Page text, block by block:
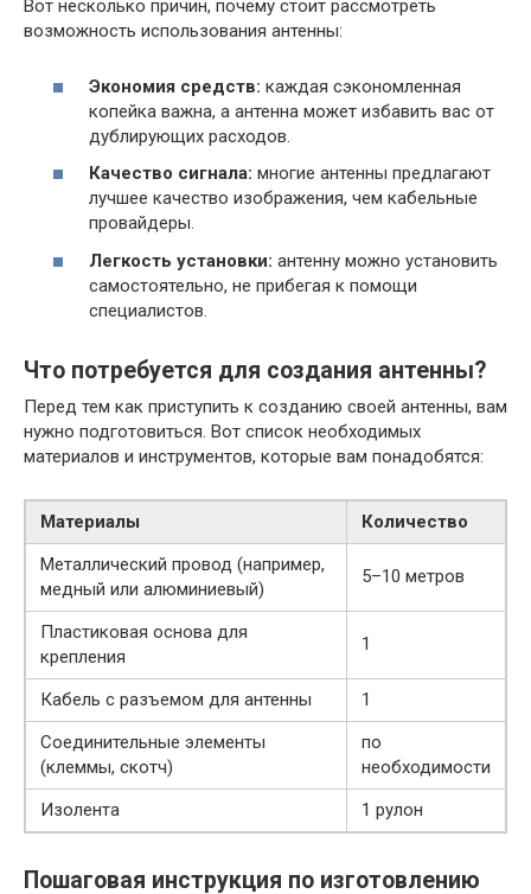
Вот несколько причин, почему стоит рассмотреть
возможность использования антенны:
Экономия средств: каждая сэкономленная
копейка важна, а антенна может избавить вас от
дублирующих расходов.
Качество сигнала: многие антенны предлагают
лучшее качество изображения, чем кабельные
провайдеры.
Легкость установки: антенну можно установить
самостоятельно, не прибегая к помощи
специалистов.
Что потребуется для создания антенны?
Перед тем как приступить к созданию своей антенны, вам
нужно подготовиться. Вот список необходимых
материалов и инструментов, которые вам понадобятся:
Материалы
Количество
Металлический провод (например,
медный или алюминиевый)
5–10 метров
Пластиковая основа для
крепления
1
Кабель с разъемом для антенны
1
Соединительные элементы
(клеммы, скотч)
по
необходимости
Изолента
1 рулон
Пошаговая инструкция по изготовлению